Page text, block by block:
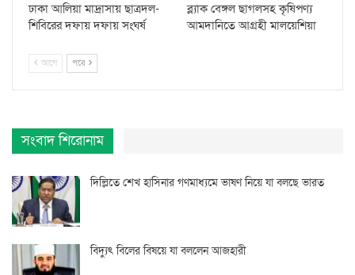
ঢাকা আলিয়া মাদ্রাসায় ছাত্রদল-
শিবিরের দফায় দফায় সংঘর্ষ
ব্ল্যাক বেঙ্গল ছাগলসহ কৃষিপণ্য
আমদানিতে আগ্রহী মালয়েশিয়া
আগে পরে
সংবাদ শিরোনাম
দিল্লিতে শেখ হাসিনার গণমাধ্যমে ভাষণ নিয়ে যা বলছে ভারত
বিদ্যুৎ বিলের বিষয়ে যা বললেন আজহারী